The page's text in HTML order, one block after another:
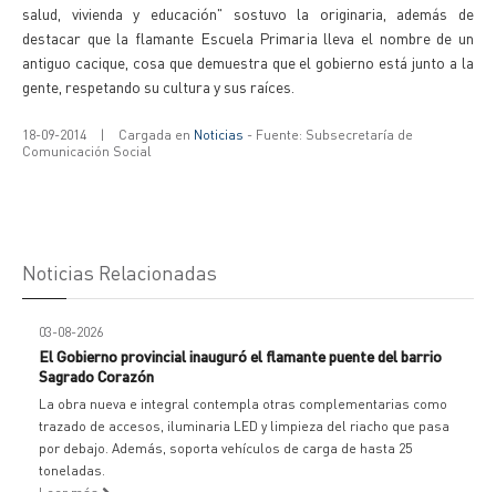
salud, vivienda y educación" sostuvo la originaria, además de
destacar que la flamante Escuela Primaria lleva el nombre de un
antiguo cacique, cosa que demuestra que el gobierno está junto a la
gente, respetando su cultura y sus raíces.
18-09-2014 | Cargada en Noticias - Fuente: Subsecretaría de
Comunicación Social
Noticias Relacionadas
03-08-2026
El Gobierno provincial inauguró el flamante puente del barrio
Sagrado Corazón
La obra nueva e integral contempla otras complementarias como
trazado de accesos, iluminaria LED y limpieza del riacho que pasa
por debajo. Además, soporta vehículos de carga de hasta 25
toneladas.